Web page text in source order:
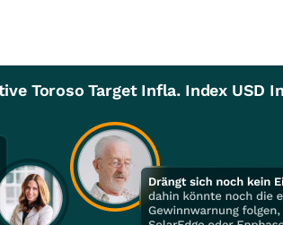
Toroso Target Infla. Index USD